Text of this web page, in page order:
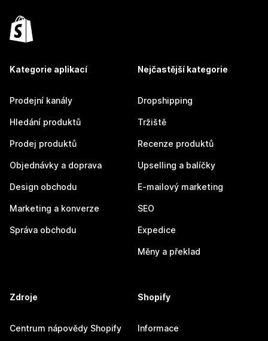
Kategorie aplikací
Prodejní kanály
Hledání produktů
Prodej produktů
Objednávky a doprava
Design obchodu
Marketing a konverze
Správa obchodu
Nejčastější kategorie
Dropshipping
Tržiště
Recenze produktů
Upselling a balíčky
E-mailový marketing
SEO
Expedice
Měny a překlad
Zdroje
Centrum nápovědy Shopify
Shopify
Informace